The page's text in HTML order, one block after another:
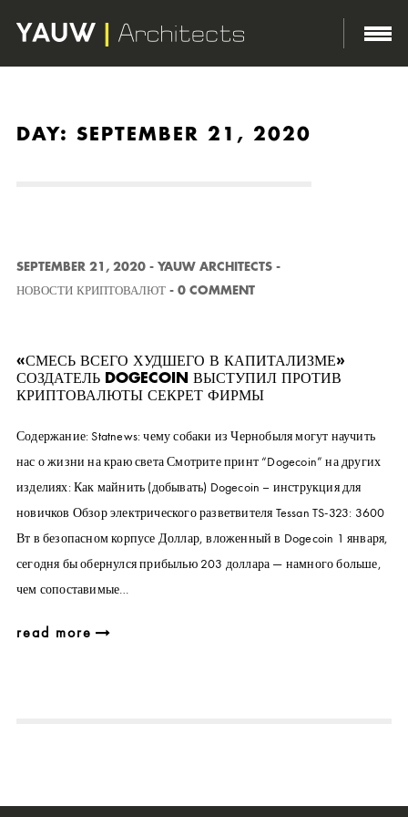
DAY: SEPTEMBER 21, 2020
SEPTEMBER 21, 2020 - YAUW ARCHITECTS -
НОВОСТИ КРИПТОВАЛЮТ - 0 COMMENT
«СМЕСЬ ВСЕГО ХУДШЕГО В КАПИТАЛИЗМЕ»
СОЗДАТЕЛЬ DOGECOIN ВЫСТУПИЛ ПРОТИВ
КРИПТОВАЛЮТЫ СЕКРЕТ ФИРМЫ
Содержание: Statnews: чему собаки из Чернобыля могут научить
нас о жизни на краю света Смотрите принт “Dogecoin” на других
изделиях: Как майнить (добывать) Dogecoin – инструкция для
новичков Обзор электрического разветвителя Tessan TS-323: 3600
Вт в безопасном корпусе Доллар, вложенный в Dogecoin 1 января,
сегодня бы обернулся прибылью 203 доллара — намного больше,
чем сопоставимые…
read more